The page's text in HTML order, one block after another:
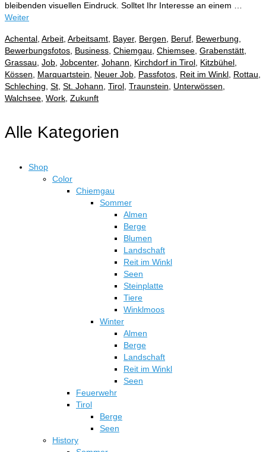
bleibenden visuellen Eindruck. Solltet Ihr Interesse an einem …
Weiter
Achental Arbeit Arbeitsamt Bayer, Bergen Beruf Bewerbung
Bewerbungsfotos Business Chiemgau Chiemsee Grabenstätt
Grassau Job Jobcenter, Johann Kirchdorf in Tirol Kitzbühel
Kössen
Marquartstein Neuer Job Passfotos Reit im Winkl Rottau
Schleching St St. Johann Tirol Traunstein Unterwössen
Walchsee Work Zukunft
Alle Kategorien
Shop
Color
Chiemgau
Sommer
Almen
Berge
Blumen
Landschaft
Reit im Winkl
Seen
Steinplatte
Tiere
Winklmoos
Winter
Almen
Berge
Landschaft
Reit im Winkl
Seen
Feuerwehr
Tirol
Berge
Seen
History